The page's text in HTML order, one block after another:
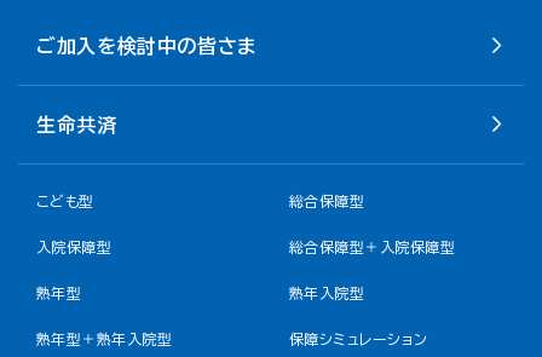
ご加入を検討中の皆さま
生命共済
こども型 総合保障型
入院保障型 総合保障型＋入院保障型
熟年型 熟年入院型
熟年型＋熟年入院型 保障シミュレーション